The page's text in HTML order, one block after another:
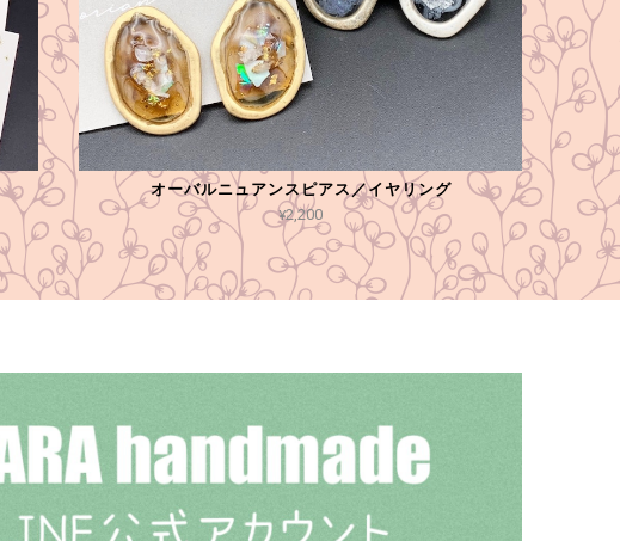
オーバルニュアンスピアス／イヤリング
¥2,200